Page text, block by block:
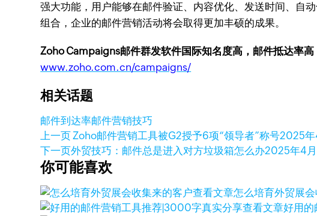
强大功能，用户能够在邮件验证、内容优化、发送时间、自
组合，企业的邮件营销活动将会取得更加丰硕的成果。
Zoho Campaigns邮件群发软件国际知名度高，邮件抵达率高
www.zoho.com.cn/campaigns/
相关话题
邮件到达率邮件营销技巧
上一页Zoho邮件营销工具被G2授予6项“领导者”称号2025
下一页外贸技巧：邮件总是进入对方垃圾箱怎么办2025年4
你可能喜欢
查看文章怎么培育外贸展
查看文章好用